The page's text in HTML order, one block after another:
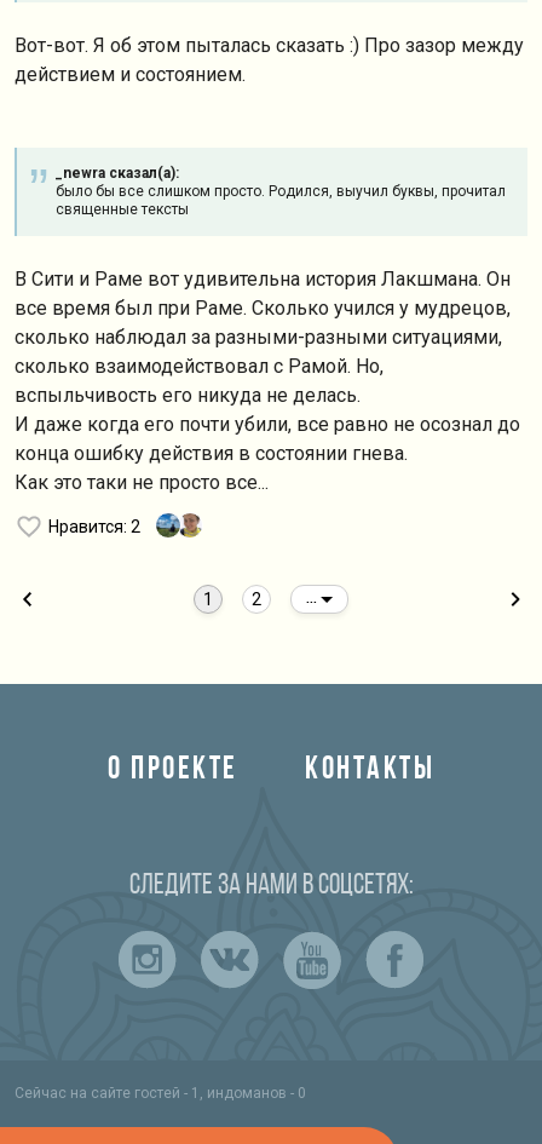
Вот-вот. Я об этом пыталась сказать :) Про зазор между
действием и состоянием.
_newra сказал(а):
было бы все слишком просто. Родился, выучил буквы, прочитал
священные тексты
В Сити и Раме вот удивительна история Лакшмана. Он
все время был при Раме. Сколько учился у мудрецов,
сколько наблюдал за разными-разными ситуациями,
сколько взаимодействовал с Рамой. Но,
вспыльчивость его никуда не делась.
И даже когда его почти убили, все равно не осознал до
конца ошибку действия в состоянии гнева.
Как это таки не просто все...
Нравится: 2
1 2
О ПРОЕКТЕ КОНТАКТЫ
Следите за нами в соцсетях:
Сейчас на сайте гостей - 1, индоманов - 0